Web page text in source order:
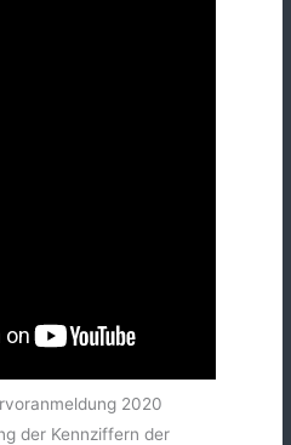
2020
der Kennziffern der